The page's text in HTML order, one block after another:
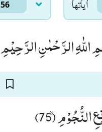
56 اٰياتها
اللّٰهِ الرَّحْمٰنِ الرَّحِیْمِ
(75)